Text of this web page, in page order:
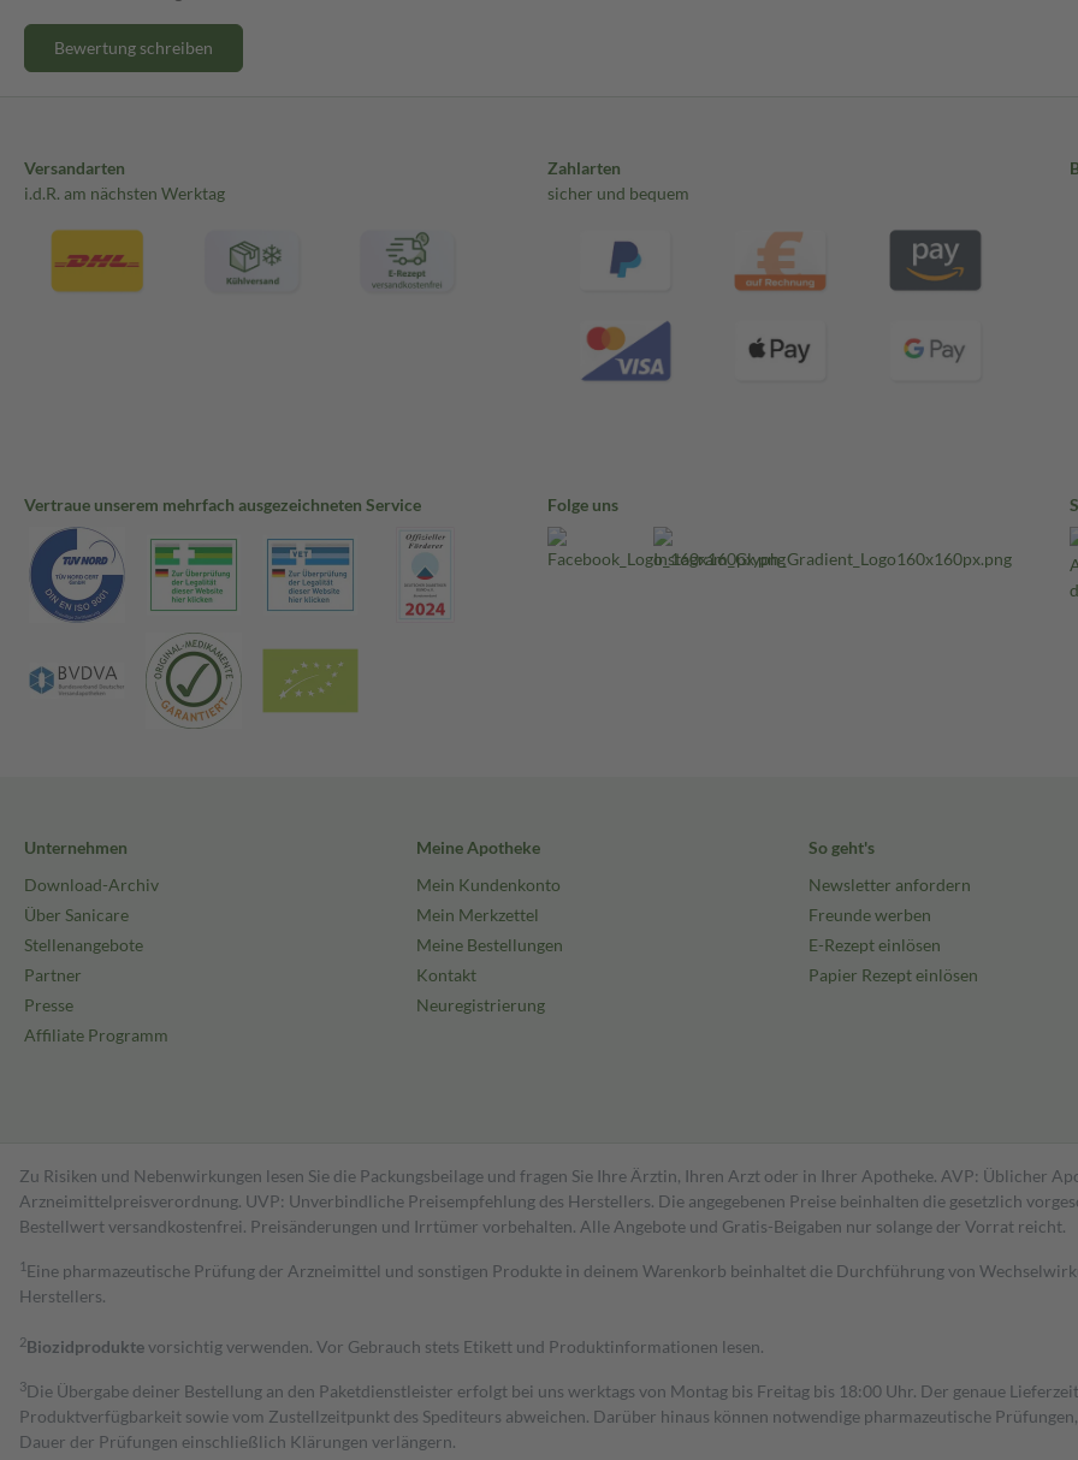
Bewertung schreiben
Versandarten
i.d.R. am nächsten Werktag
Zahlarten
sicher und bequem
Vertraue unserem mehrfach ausgezeichneten Service Folge uns
Unternehmen
Download-Archiv
Über Sanicare
Stellenangebote
Partner
Presse
Affiliate Programm
Meine Apotheke
Mein Kundenkonto
Mein Merkzettel
Meine Bestellungen
Kontakt
Neuregistrierung
So geht's
Newsletter anfordern
Freunde werben
E-Rezept einlösen
Papier Rezept einlösen
Zu Risiken und Nebenwirkungen lesen Sie die Packungsbeilage und fragen Sie Ihre Ärztin, Ihren Arzt oder in Ihrer Apotheke. AVP: Üblicher
Arzneimittelpreisverordnung. UVP: Unverbindliche Preisempfehlung des Herstellers. Die angegebenen Preise beinhalten die gesetzlich
Bestell­wert versand­kosten­frei. Preisänderungen und Irrtümer vorbehalten. Alle Angebote und Gratis-Beigaben nur solange der Vorrat reicht.
1 Eine pharmazeutische Prüfung der Arzneimittel und sonstigen Produkte in deinem Warenkorb beinhaltet die Durchführung von
Herstellers.
2Biozidproduktevorsichtig verwenden. Vor Gebrauch stets Etikett und Produktinformationen lesen.
3Die Übergabe deiner Bestellung an den Paketdienstleister erfolgt bei uns werktags von Montag bis Freitag bis 18:00 Uhr. Der genaue
Produktverfügbarkeit sowie vom Zustellzeitpunkt des Spediteurs abweichen. Darüber hinaus können notwendige pharmazeutische
Dauer der Prüfungen einschließlich Klärungen verlängern.